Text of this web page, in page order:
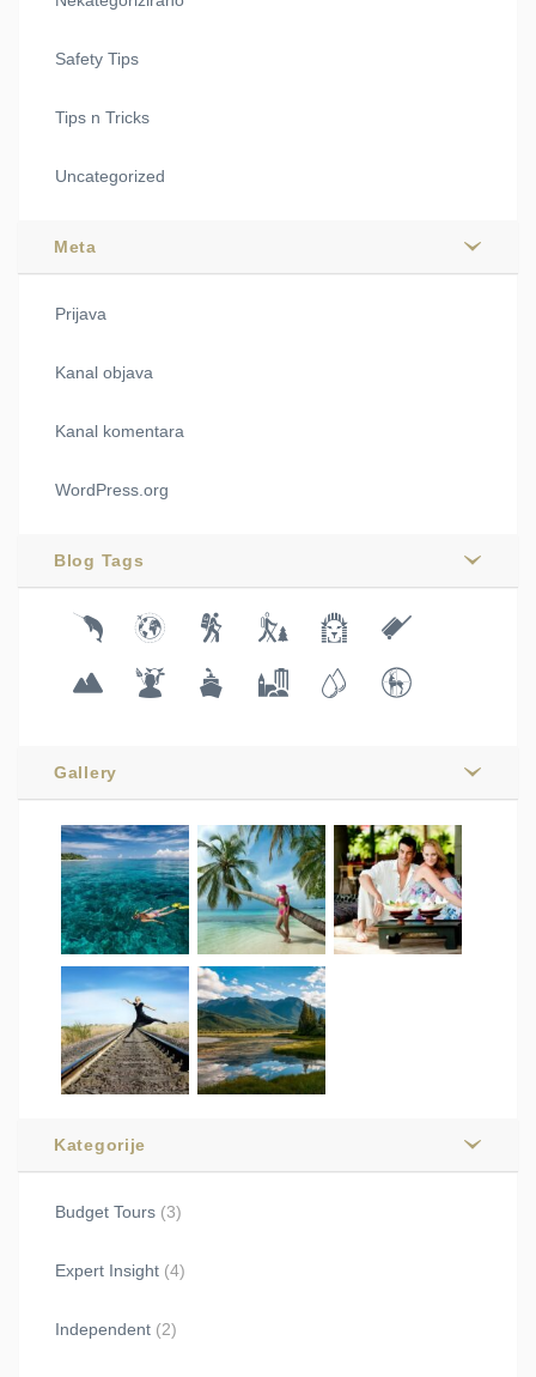
Safety Tips
Tips n Tricks
Uncategorized
Meta
Prijava
Kanal objava
Kanal komentara
WordPress.org
Blog Tags
Gallery
Kategorije
Budget Tours (3)
Expert Insight (4)
Independent (2)